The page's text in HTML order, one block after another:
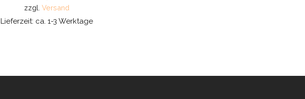
zzgl.Versand
Lieferzeit: ca. 1-3 Werktage